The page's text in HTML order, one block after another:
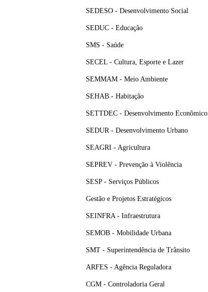
SEDESO - Desenvolvimento Social
SEDUC - Educação
SMS - Saúde
SECEL - Cultura, Esporte e Lazer
SEMMAM - Meio Ambiente
SEHAB - Habitação
SETTDEC - Desenvolvimento Econômico
SEDUR - Desenvolvimento Urbano
SEAGRI - Agricultura
SEPREV - Prevenção à Violência
SESP - Serviços Públicos
Gestão e Projetos Estratégicos
SEINFRA - Infraestrutura
SEMOB - Mobilidade Urbana
SMT - Superintendência de Trânsito
ARFES - Agência Reguladora
CGM - Controladoria Geral